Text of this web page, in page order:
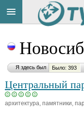
Я здесь был Было: 393
Центральный
архитектура, памятники,
на
сайте: